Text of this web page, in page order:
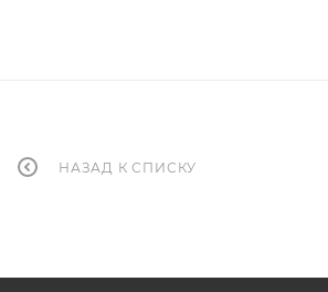
НАЗАД К СПИСКУ